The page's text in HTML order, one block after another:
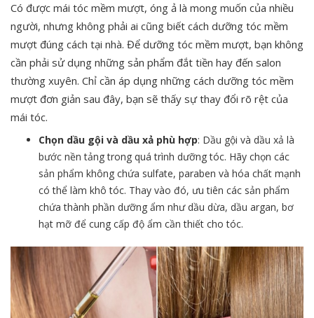
Có được mái tóc mềm mượt, óng ả là mong muốn của nhiều
người, nhưng không phải ai cũng biết cách dưỡng tóc mềm
mượt đúng cách tại nhà. Để dưỡng tóc mềm mượt, bạn không
cần phải sử dụng những sản phẩm đắt tiền hay đến salon
thường xuyên. Chỉ cần áp dụng những cách dưỡng tóc mềm
mượt đơn giản sau đây, bạn sẽ thấy sự thay đổi rõ rệt của
mái tóc.
Chọn dầu gội và dầu xả phù hợp: Dầu gội và dầu xả là
bước nền tảng trong quá trình dưỡng tóc. Hãy chọn các
sản phẩm không chứa sulfate, paraben và hóa chất mạnh
có thể làm khô tóc. Thay vào đó, ưu tiên các sản phẩm
chứa thành phần dưỡng ẩm như dầu dừa, dầu argan, bơ
hạt mỡ để cung cấp độ ẩm cần thiết cho tóc.